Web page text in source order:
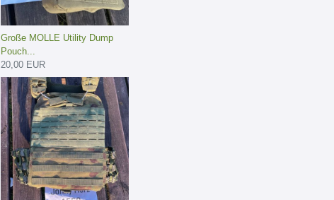
Große MOLLE Utility Dump
Pouch...
20,00 EUR